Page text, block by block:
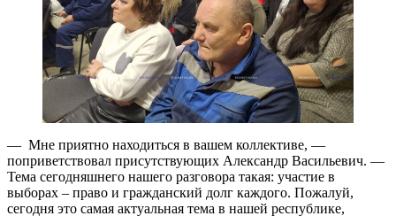
— Мне приятно находиться в вашем коллективе, —
поприветствовал присутствующих Александр Васильевич. —
Тема сегодняшнего нашего разговора такая: участие в
выборах – право и гражданский долг каждого. Пожалуй,
сегодня это самая актуальная тема в нашей республике,